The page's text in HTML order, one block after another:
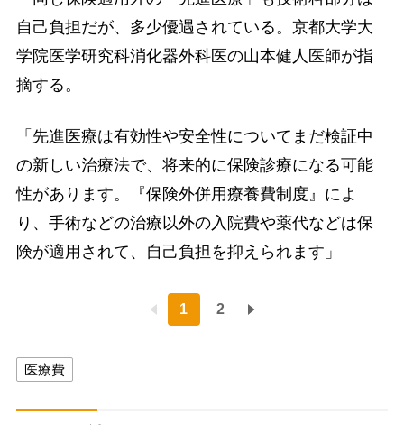
自己負担だが、多少優遇されている。京都大学大
学院医学研究科消化器外科医の山本健人医師が指
摘する。
「先進医療は有効性や安全性についてまだ検証中
の新しい治療法で、将来的に保険診療になる可能
性があります。『保険外併用療養費制度』によ
り、手術などの治療以外の入院費や薬代などは保
険が適用されて、自己負担を抑えられます」
1 2
医療費